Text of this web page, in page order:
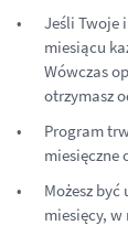
Jeśli Twoje
miesiącu
Wówczas
otrzymasz
Program
miesięczne
Możesz
miesięcy,